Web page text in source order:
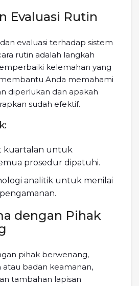
Evaluasi Rutin
evaluasi terhadap sistem
rutin adalah langkah
kelemahan yang
Anda memahami
diperlukan dan apakah
sudah efektif.
kuartalan untuk
prosedur dipatuhi.
analitik untuk menilai
dengan Pihak
pihak berwenang,
atau badan keamanan,
tambahan lapisan